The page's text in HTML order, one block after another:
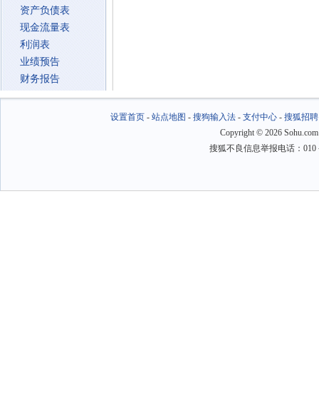
资产负债表
现金流量表
利润表
业绩预告
财务报告
设置首页- 站点地图 - 搜狗输入法- 支付中心- 搜狐招聘
Copyright © 2026
搜狐不良信息举报电话：010